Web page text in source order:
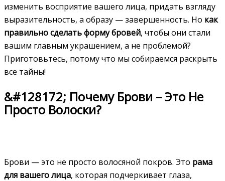
изменить восприятие вашего лица, придать взгляду
выразительность, а образу — завершенность. Но как
правильно сделать форму бровей, чтобы они стали
вашим главным украшением, а не проблемой?
Приготовьтесь, потому что мы собираемся раскрыть
все тайны!
&#128172; Почему Брови – Это Не
Просто Волоски?
Брови — это не просто волосяной покров. Это рама
для вашего лица, которая подчеркивает глаза,